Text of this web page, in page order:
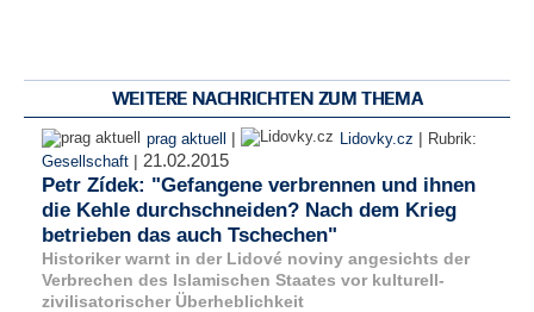
WEITERE NACHRICHTEN ZUM THEMA
prag aktuell | Lidovky.cz | Rubrik:
Gesellschaft | 21.02.2015
Petr Zídek: "Gefangene verbrennen und ihnen
die Kehle durchschneiden? Nach dem Krieg
betrieben das auch Tschechen"
Historiker warnt in der Lidové noviny angesichts der
Verbrechen des Islamischen Staates vor kulturell-
zivilisatorischer Überheblichkeit